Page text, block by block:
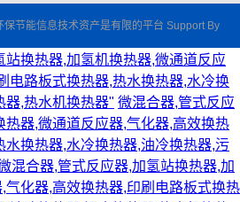
节能信息技术资产是有限的平台 Support By
换热器,加氢机换热器,微通道反应
电路板式换热器,热水换热器,水冷换
器,热水机换热器" 微混合器,管式反应
器,微通道反应器,气化器,高效换热
换热器,水冷换热器,油冷换热器,污
混合器,管式反应器,加氢站换热器,加
气化器,高效换热器,印刷电路板式换热